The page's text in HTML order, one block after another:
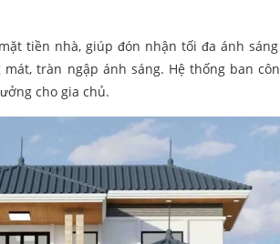
tiền nhà, giúp đón nhận tối đa ánh
tràn ngập ánh sáng. Hệ thống ban
cho gia chủ.